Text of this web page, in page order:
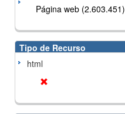
Página web (2.603.451)
Tipo de Recurso
html